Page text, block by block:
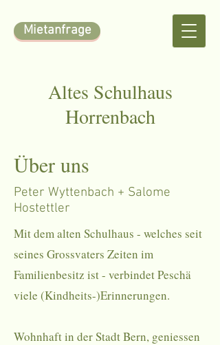
Mietanfrage
Altes Schulhaus
Horrenbach
Über uns
Peter Wyttenbach + Salome
Hostettler
Mit dem alten Schulhaus - welches seit
seines Grossvaters Zeiten im
Familienbesitz ist - verbindet Peschä
viele (Kindheits-)Erinnerungen.
Wohnhaft in der Stadt Bern, geniessen